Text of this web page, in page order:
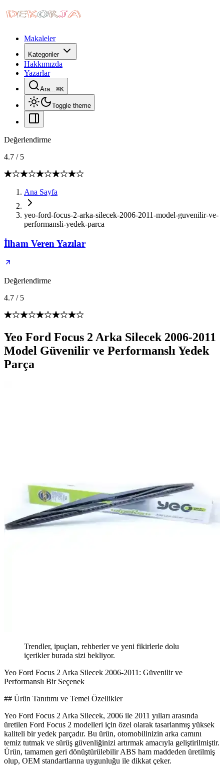
Makaleler
Kategoriler
Hakkımızda
Yazarlar
Ara...⌘K
Toggle theme
Değerlendirme
4.7 / 5
Ana Sayfa
yeo-ford-focus-2-arka-silecek-2006-2011-model-guvenilir-ve-
performansli-yedek-parca
İlham Veren Yazılar
Değerlendirme
4.7 / 5
Yeo Ford Focus 2 Arka Silecek 2006-2011
Model Güvenilir ve Performanslı Yedek
Parça
Trendler, ipuçları, rehberler ve yeni fikirlerle dolu
içerikler burada sizi bekliyor.
Yeo Ford Focus 2 Arka Silecek 2006-2011: Güvenilir ve
Performanslı Bir Seçenek
## Ürün Tanıtımı ve Temel Özellikler
Yeo Ford Focus 2 Arka Silecek, 2006 ile 2011 yılları arasında
üretilen Ford Focus 2 modelleri için özel olarak tasarlanmış yüksek
kaliteli bir yedek parçadır. Bu ürün, otomobilinizin arka camını
temiz tutmak ve sürüş güvenliğinizi artırmak amacıyla geliştirilmiştir.
Ürün, tamamen geri dönüştürülebilir ABS ham maddeden üretilmiş
olup, OEM standartlarına uygunluğu ile dikkat çeker.